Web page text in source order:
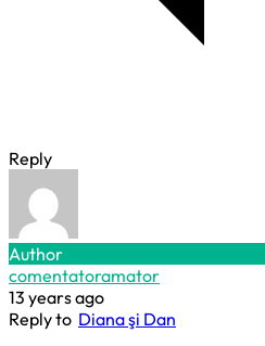
Reply
Author
comentatoramator
13 years ago
Reply to Diana şi Dan